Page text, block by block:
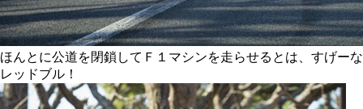
ほんとに公道を閉鎖してＦ１マシンを走らせるとは、すげーな
レッドブル！